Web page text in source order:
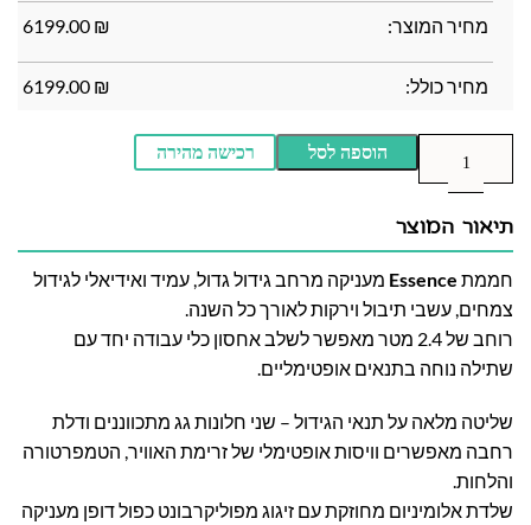
מחיר המוצר: ₪
6199.00
מחיר כולל: ₪
6199.00
הוספה לסל רכישה מהירה
תיאור המוצר
חממת Essence מעניקה מרחב גידול גדול, עמיד ואידיאלי לגידול
צמחים, עשבי תיבול וירקות לאורך כל השנה.
רוחב של 2.4 מטר מאפשר לשלב אחסון כלי עבודה יחד עם
שתילה נוחה בתנאים אופטימליים.
שליטה מלאה על תנאי הגידול – שני חלונות גג מתכווננים ודלת
רחבה מאפשרים וויסות אופטימלי של זרימת האוויר, הטמפרטורה
והלחות.
שלדת אלומיניום מחוזקת עם זיגוג מפוליקרבונט כפול דופן מעניקה